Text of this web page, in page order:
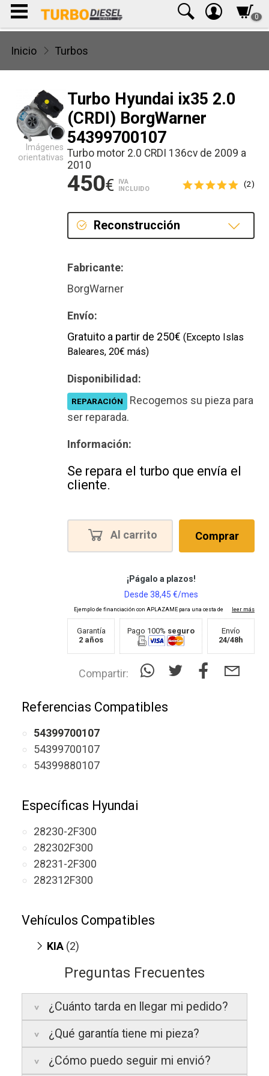
0
Inicio Turbos
Turbo Hyundai ix35 2.0
(CRDI) BorgWarner
54399700107
Turbo motor 2.0 CRDI 136cv de 2009 a
2010
450€
IVA
INCLUIDO
(2)
Reconstrucción
Nuevo
Fabricante:
BorgWarner
Envío:
Gratuito a partir de 250€ (Excepto Islas
Baleares, 20€ más)
Disponibilidad:
REPARACIÓN
Recogemos su pieza para
ser reparada.
Información:
Se repara el turbo que envía el
cliente.
Al carrito Comprar
Garantía
2 años
Pago 100% seguro
Envío
24/48h
Compartir:
Imágenes
orientativas
Referencias Compatibles
54399700107
54399700107
54399880107
Específicas Hyundai
28230-2F300
282302F300
28231-2F300
282312F300
Vehículos Compatibles
KIA (2)
Sportage 2.0 CRDI (motor 2.0 CRDI)
Preguntas Frecuentes
¿Cuánto tarda en llegar mi pedido?
Península:Entregamos en un plazo
estimado de24 a 48 horas laborables, si
realizas tu pedido antes de las 17:00 h
¿Qué garantía tiene mi pieza?
La garantía varía según el tipo de producto:
¿Cómo puedo seguir mi envió?